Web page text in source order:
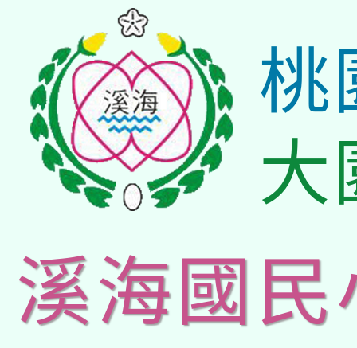
桃
大
溪海國民